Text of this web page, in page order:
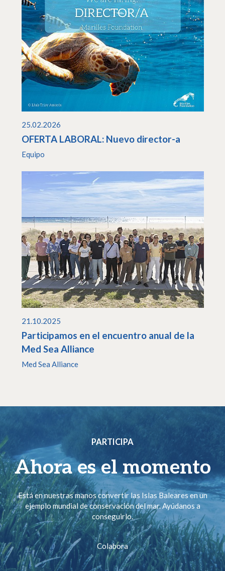
25.02.2026
OFERTA LABORAL: Nuevo director-a
Equipo
21.10.2025
Participamos en el encuentro anual de la
Med Sea Alliance
Med Sea Alliance
PARTICIPA
Ahora es el momento
Está en nuestras manos convertir las Islas Baleares en un
ejemplo mundial de conservación del mar. Ayúdanos a
conseguirlo.
Colabora